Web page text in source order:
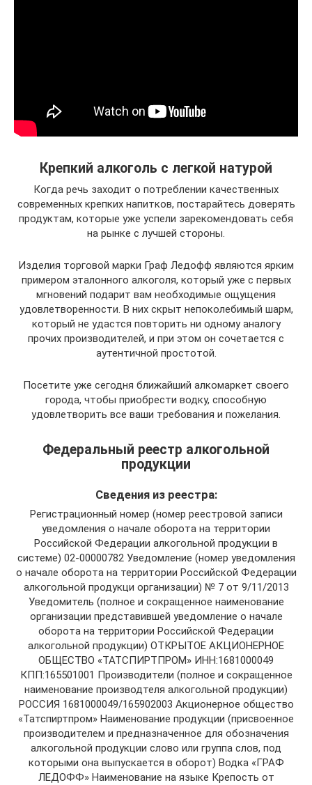
Крепкий алкоголь с легкой натурой
Когда речь заходит о потреблении качественных
современных крепких напитков, постарайтесь доверять
продуктам, которые уже успели зарекомендовать себя
на рынке с лучшей стороны.
Изделия торговой марки Граф Ледофф являются ярким
примером эталонного алкоголя, который уже с первых
мгновений подарит вам необходимые ощущения
удовлетворенности. В них скрыт непоколебимый шарм,
который не удастся повторить ни одному аналогу
прочих производителей, и при этом он сочетается с
аутентичной простотой.
Посетите уже сегодня ближайший алкомаркет своего
города, чтобы приобрести водку, способную
удовлетворить все ваши требования и пожелания.
Федеральный реестр алкогольной
продукции
Сведения из реестра:
Регистрационный номер (номер реестровой записи
уведомления о начале оборота на территории
Российской Федерации алкогольной продукции в
системе) 02-00000782 Уведомление (номер уведомления
о начале оборота на территории Российской Федерации
алкогольной продукци организации) № 7 от 9/11/2013
Уведомитель (полное и сокращенное наименование
организации представившей уведомление о начале
оборота на территории Российской Федерации
алкогольной продукции) ОТКРЫТОЕ АКЦИОНЕРНОЕ
ОБЩЕСТВО «ТАТСПИРТПРОМ» ИНН:1681000049
КПП:165501001 Производители (полное и сокращенное
наименование производтеля алкогольной продукции)
РОССИЯ 1681000049/165902003 Акционерное общество
«Татспиртпром» Наименование продукции (присвоенное
производителем и предназначенное для обозначения
алкогольной продукции слово или группа слов, под
которыми она выпускается в оборот) Водка «ГРАФ
ЛЕДОФФ» Наименование на языке Крепость от